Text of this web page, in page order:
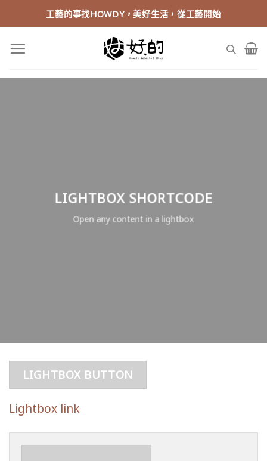
to
content
工藝的事找HOWDY，美好生活，從工藝開始
LIGHTBOX SHORTCODE
Open any content in a lightbox
LIGHTBOX BUTTON
Lightbox link